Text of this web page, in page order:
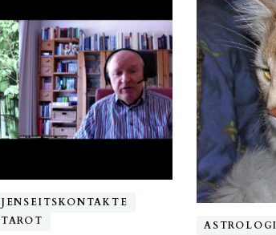
JENSEITSKONTAKTE
TAROT